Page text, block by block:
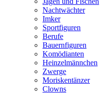
Nachtwächter
Imker
Sportfiguren
Berufe
Bauernfiguren
Komödianten
Heinzelmännchen
Zwerge
Moriskentänzer
Clowns